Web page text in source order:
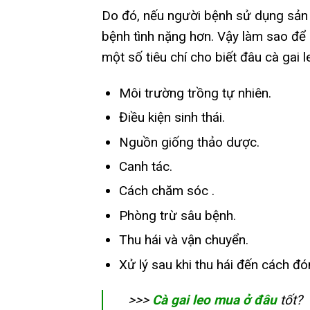
Do đó, nếu người bệnh sử dụng
bệnh tình nặng hơn. Vậy làm sao
một số tiêu chí cho biết đâu cà gai
Môi trường trồng tự nhiên.
Điều kiện sinh thái.
Nguồn giống thảo dược.
Canh tác.
Cách chăm sóc .
Phòng trừ sâu bệnh.
Thu hái và vận chuyển.
Xử lý sau khi thu hái đến cách
>>> Cà gai leo mua ở đâutốt?